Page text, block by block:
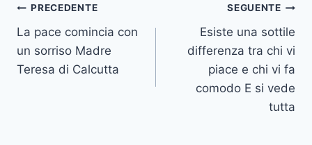
Navigazione
articoli
PRECEDENTE
La pace comincia con
un sorriso Madre
Teresa di Calcutta
SEGUENTE
Esiste una sottile
differenza tra chi vi
piace e chi vi fa
comodo E si vede
tutta